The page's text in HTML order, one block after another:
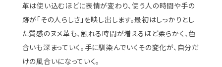
革は使い込むほどに表情が変わり、使う人の時間や手の
跡が「その人らしさ」を映し出します。最初はしっかりとし
た質感のヌメ革も、触れる時間が増えるほど柔らかく、色
合いも深まっていく。手に馴染んでいくその変化が、自分だ
けの風合いになっていく。